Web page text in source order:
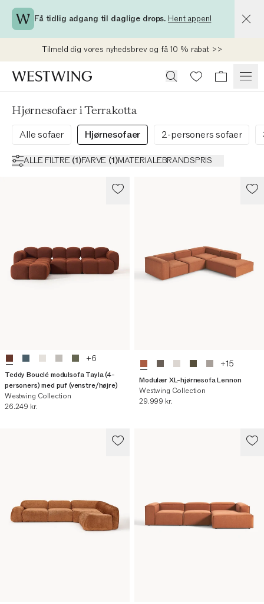
Få tidlig adgang til daglige drops. Hent appen!
Tilmeld dig vores nyhedsbrev og få 10 % rabat >>
Alle sofaer Hjørnesofaer 2-personers sofaer
Hjørnesofaer i Terrakotta
ALLE FILTRE(1)FARVE (1)MATERIALEBRANDSPRIS
+6
Teddy Bouclé modulsofa Tayla (4-
personers) med puf (venstre/højre)
Westwing Collection
Nuværende pris
26.249 kr.
+15
Modulær XL-hjørnesofa Lennon
Westwing Collection
Nuværende pris
29.999 kr.